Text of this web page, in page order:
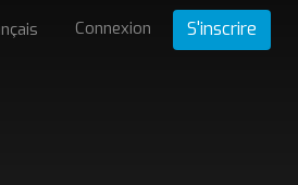
Connexion S'inscrire